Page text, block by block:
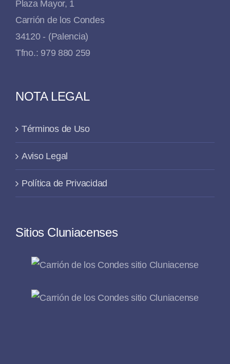
Plaza Mayor, 1
Carrión de los Condes
34120 - (Palencia)
Tfno.: 979 880 259
NOTA LEGAL
Términos de Uso
Aviso Legal
Política de Privacidad
Sitios Cluniacenses